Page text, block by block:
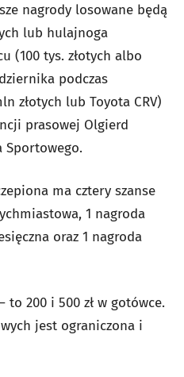
nagrody losowane będą
lub hulajnoga
(100 tys. złotych albo
podczas
złotych lub Toyota CRV)
prasowej Olgierd
Sportowego.
ma cztery szanse
1 nagroda
oraz 1 nagroda
200 i 500 zł w gotówce.
jest ograniczona i